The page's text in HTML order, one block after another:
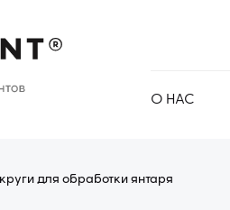
О НАС
для обработки янтаря